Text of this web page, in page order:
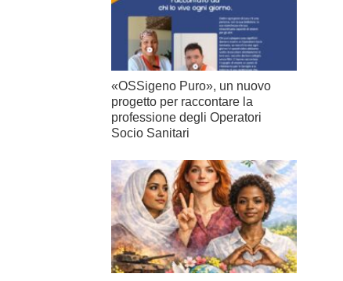
«OSSigeno Puro», un nuovo
progetto per raccontare la
professione degli Operatori
Socio Sanitari